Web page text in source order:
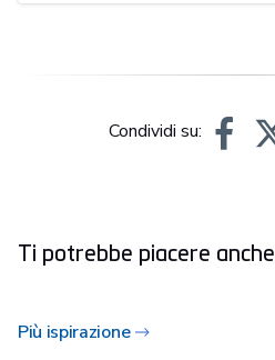
Condividi su:
Ti potrebbe piacere anche
Più ispirazione